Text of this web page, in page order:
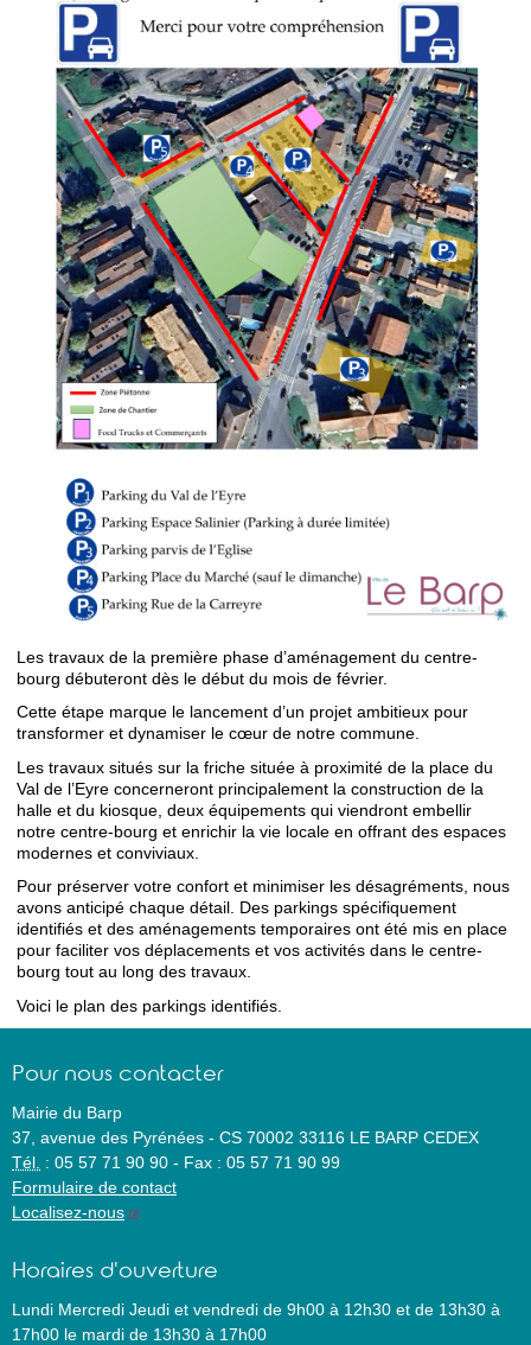
Les travaux de la première phase d’aménagement du centre-
bourg débuteront dès le début du mois de février.
Cette étape marque le lancement d’un projet ambitieux pour
transformer et dynamiser le cœur de notre commune.
Les travaux situés sur la friche située à proximité de la place du
Val de l’Eyre concerneront principalement la construction de la
halle et du kiosque, deux équipements qui viendront embellir
notre centre-bourg et enrichir la vie locale en offrant des espaces
modernes et conviviaux.
Pour préserver votre confort et minimiser les désagréments, nous
avons anticipé chaque détail. Des parkings spécifiquement
identifiés et des aménagements temporaires ont été mis en place
pour faciliter vos déplacements et vos activités dans le centre-
bourg tout au long des travaux.
Voici le plan des parkings identifiés.
Pour nous contacter
Mairie du Barp
37, avenue des Pyrénées - CS 70002 33116 LE BARP CEDEX
Tél. : 05 57 71 90 90 - Fax : 05 57 71 90 99
Formulaire de contact
Localisez-nous
Horaires d'ouverture
Lundi Mercredi Jeudi et vendredi de 9h00 à 12h30 et de 13h30 à
17h00 le mardi de 13h30 à 17h00